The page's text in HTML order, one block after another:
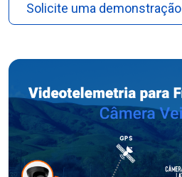
Solicite uma demonstração